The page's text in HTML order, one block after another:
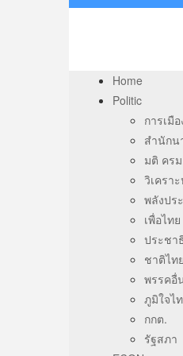
Home
Politic
การเมือ
สำนักน
มติ คร
วิเครา
พลังปร
เพื่อไทย
ประชา
ชาติไ
พรรคอื่
ภูมิใจไ
กกต.
รัฐสภา